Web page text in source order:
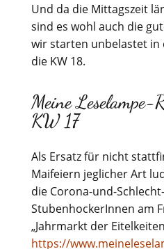
Und da die Mittagszeit
sind es wohl auch die
wir starten unbelastet in
die KW 18.
Meine Leselampe-
KW 17
Als Ersatz für nicht
Maifeiern jeglicher Art
die Corona-und-
StubenhockerInnen am
„Jahrmarkt der
https://